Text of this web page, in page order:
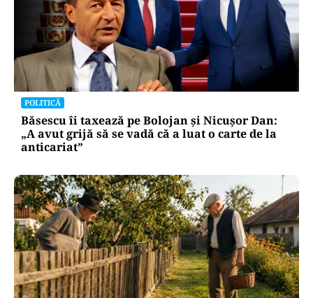
POLITICĂ
Băsescu îi taxează pe Bolojan și Nicușor Dan:
„A avut grijă să se vadă că a luat o carte de la
anticariat”